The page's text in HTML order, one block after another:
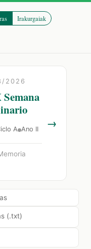
Irakurgaiak
→
2026
A Ano II
(.txt)